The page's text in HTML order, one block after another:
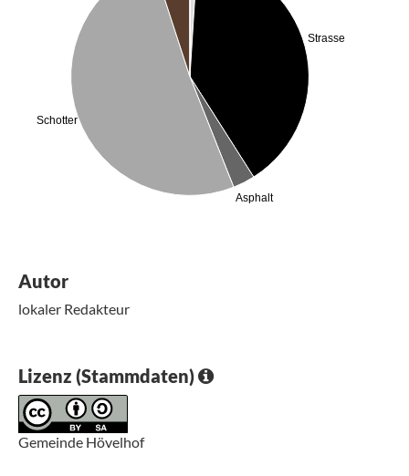
Strasse
Asphalt
Schotter
Autor
lokaler Redakteur
Lizenz (Stammdaten)
Gemeinde Hövelhof